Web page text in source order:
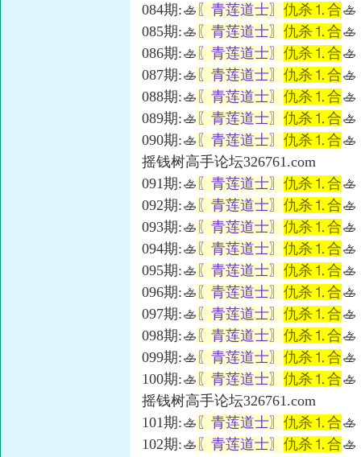
084期:🚣 〖青莲道士〗 仇杀⒈合🚣
085期:🚣 〖青莲道士〗 仇杀⒈合🚣
086期:🚣 〖青莲道士〗 仇杀⒈合🚣
087期:🚣 〖青莲道士〗 仇杀⒈合🚣
088期:🚣 〖青莲道士〗 仇杀⒈合🚣
089期:🚣 〖青莲道士〗 仇杀⒈合🚣
090期:🚣 〖青莲道士〗 仇杀⒈合🚣
摇钱树高手论坛326761.com
091期:🚣 〖青莲道士〗 仇杀⒈合🚣
092期:🚣 〖青莲道士〗 仇杀⒈合🚣
093期:🚣 〖青莲道士〗 仇杀⒈合🚣
094期:🚣 〖青莲道士〗 仇杀⒈合🚣
095期:🚣 〖青莲道士〗 仇杀⒈合🚣
096期:🚣 〖青莲道士〗 仇杀⒈合🚣
097期:🚣 〖青莲道士〗 仇杀⒈合🚣
098期:🚣 〖青莲道士〗 仇杀⒈合🚣
099期:🚣 〖青莲道士〗 仇杀⒈合🚣
100期:🚣 〖青莲道士〗 仇杀⒈合🚣
摇钱树高手论坛326761.com
101期:🚣 〖青莲道士〗 仇杀⒈合🚣
102期:🚣 〖青莲道士〗 仇杀⒈合🚣